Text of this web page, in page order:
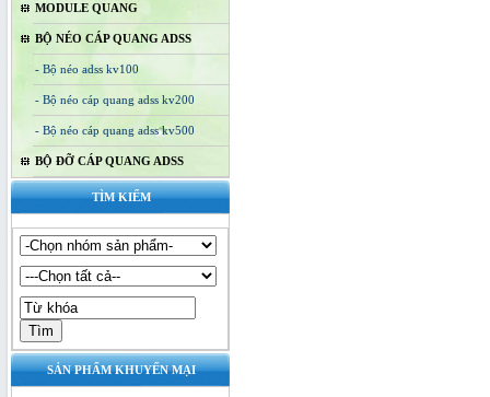
MODULE QUANG
BỘ NÉO CÁP QUANG ADSS
- Bộ néo adss kv100
- Bộ néo cáp quang adss kv200
- Bộ néo cáp quang adss kv500
BỘ ĐỠ CÁP QUANG ADSS
TÌM KIẾM
SẢN PHẨM KHUYẾN MẠI